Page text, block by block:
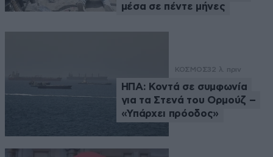
μέσα σε πέντε μήνες
ΚΟΣΜΟΣ32 λ. πριν
ΗΠΑ: Κοντά σε συμφωνία
για τα Στενά του Ορμούζ –
«Υπάρχει πρόοδος»